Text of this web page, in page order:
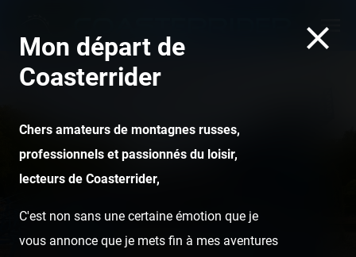
Cita-Parc
Mon départ de
Coasterrider
Chers amateurs de montagnes russes,
professionnels et passionnés du loisir,
lecteurs de Coasterrider,
C'est non sans une certaine émotion que je
vous annonce que je mets fin à mes aventures